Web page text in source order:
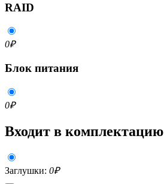
RAID
0₽
Блок питания
0₽
Входит в комплектацию
Заглушки: 0₽